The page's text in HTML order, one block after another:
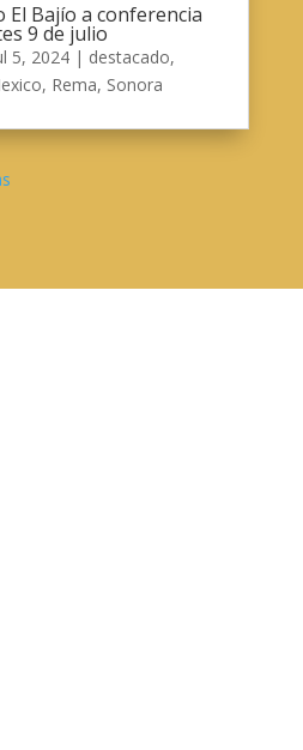
El Bajío a conferencia
9 de julio
5, 2024| destacado,
, Rema, Sonora